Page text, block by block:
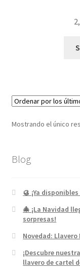
Mostrando el único
Blog
🥮 ¡Ya
🎄 ¡La Navidad
sorpresas!
Novedad:
¡Descubre
llavero de cartel